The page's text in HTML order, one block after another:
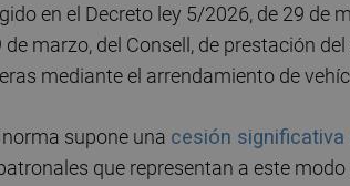
en el Decreto ley 5/2026, de 29 de
de marzo, del Consell, de prestación
mediante el arrendamiento de
supone una cesión
que representan a este